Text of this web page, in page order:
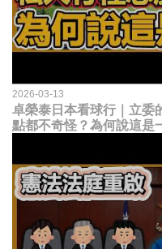
2026-03-13
卓榮泰日本看球行｜立委
點都不奇怪？為何說這是